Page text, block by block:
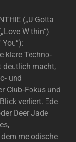
(„U Gotta
Within“)
klare Techno‑
deutlich macht,
und
Club‑Fokus und
verliert. Ede
Deer Jade
dem melodische